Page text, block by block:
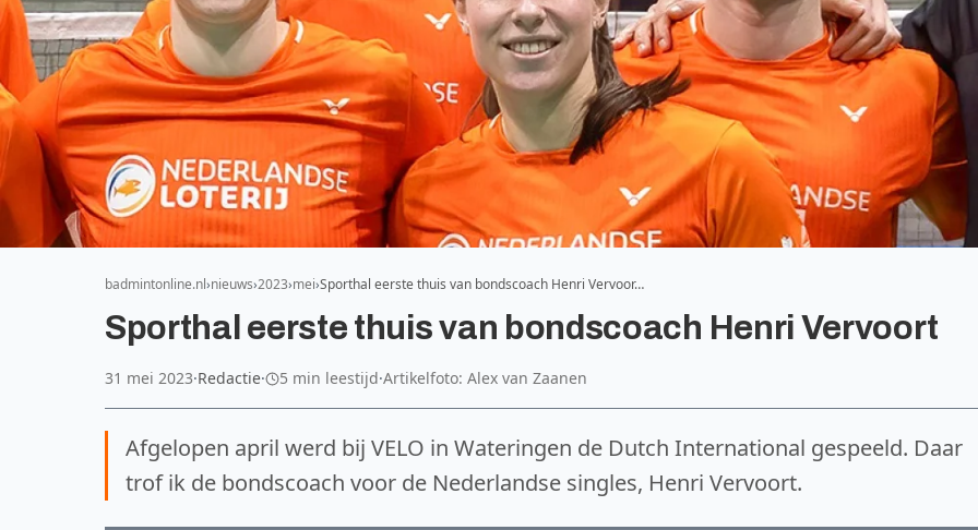
badmintonline.nl nieuws 2023 mei Sporthal eerste thuis van bondscoach Henri Vervoor…
Sporthal eerste thuis van bondscoach Henri Vervoort
31 mei 2023·Redactie· 5 min leestijd·Artikelfoto: Alex van Zaanen
Afgelopen april werd bij VELO in Wateringen de Dutch International gespeeld. Daar
trof ik de bondscoach voor de Nederlandse singles, Henri Vervoort.